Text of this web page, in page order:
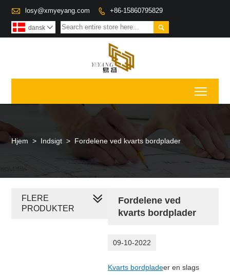
 losy@xmyeyang.com  +86-15860795829

dansk 
Hjem > Indsigt > Fordelene ved kvarts bordplader
Fordelene ved
kvarts bordplader
09-10-2022
Kvarts bordpladeer en slags
FLERE
PRODUKTER